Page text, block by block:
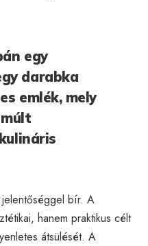
egy
darabka
emlék, mely
jelentőséggel bír. A
hanem praktikus célt
átsülését. A